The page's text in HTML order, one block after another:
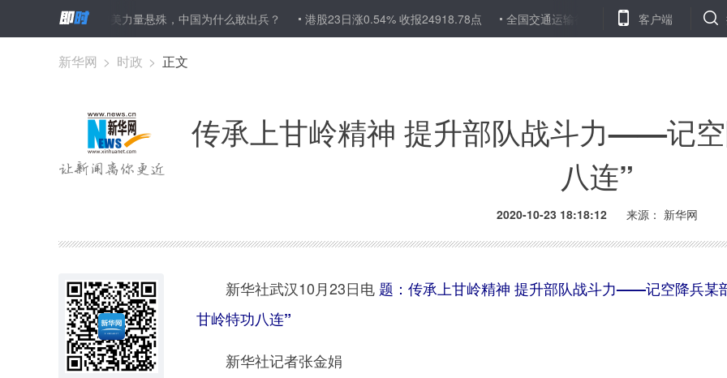
援朝，中美力量悬殊，中国为什么敢出兵？ 港股23日涨0.54% 收报24918.78点 全国交通运输行业职业技能大赛首场总决赛闭幕
客户端
新华网 > 时政 > 正文
传承上甘岭精神 提升部队战斗力——记
八连”
2020-10-23 18:18:12 来源： 新华网
新华社武汉10月23日电 题：传承上甘岭精神 提升部队战斗力——记空降兵某
甘岭特功八连”
新华社记者张金娟